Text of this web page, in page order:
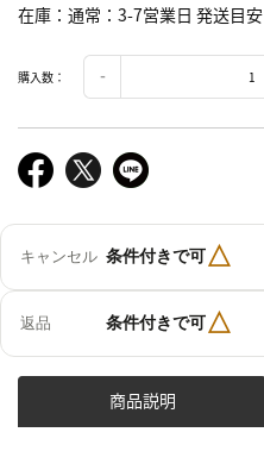
在庫 通常：3-7営業日 発送目安
購入数：
キャンセル 条件付きで可△
返品 条件付きで可△
商品説明